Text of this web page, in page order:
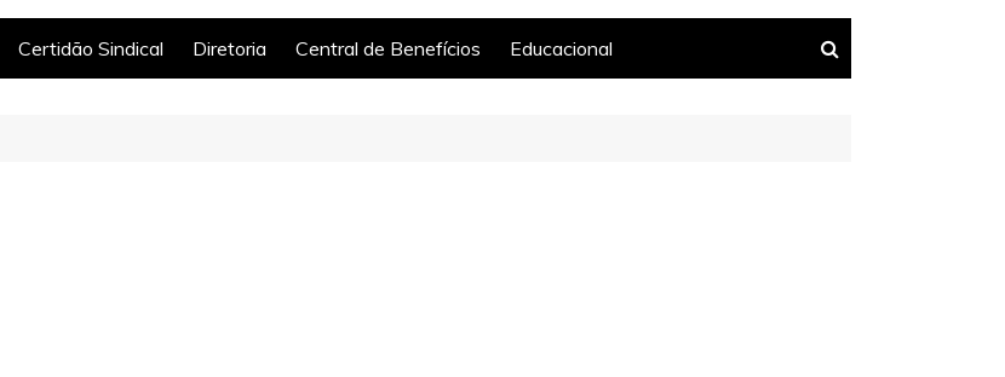
Certidão Sindical Diretoria Central de Benefícios Educacional